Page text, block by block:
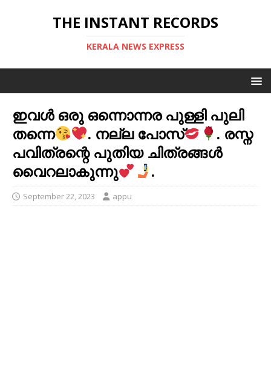
THE INSTANT RECORDS
KERALA NEWS EXPRESS
ഇവൾ ഒരു ഒന്നൊന്നര പുള്ളി പുലി
തന്നെ
. നല്ല പോസ്
. രസ്ന
പവിത്രന്റെ പുതിയ ചിത്രങ്ങൾ
വൈറലാകുന്നു
.
September 22, 2023 appu